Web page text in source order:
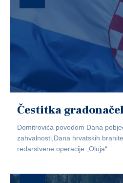
Čestitka
Domitrovića povodom Dana
zahvalnosti,Dana hrvatskih
redarstvene operacije „Oluja“